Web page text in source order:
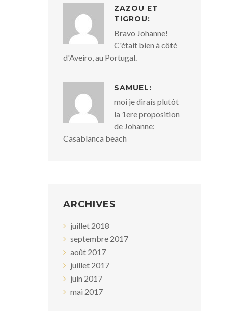
ZAZOU ET
TIGROU:
Bravo Johanne!
C'était bien à côté
d'Aveiro, au Portugal.
SAMUEL:
moi je dirais plutôt
la 1ere proposition
de Johanne:
Casablanca beach
ARCHIVES
juillet 2018
septembre 2017
août 2017
juillet 2017
juin 2017
mai 2017